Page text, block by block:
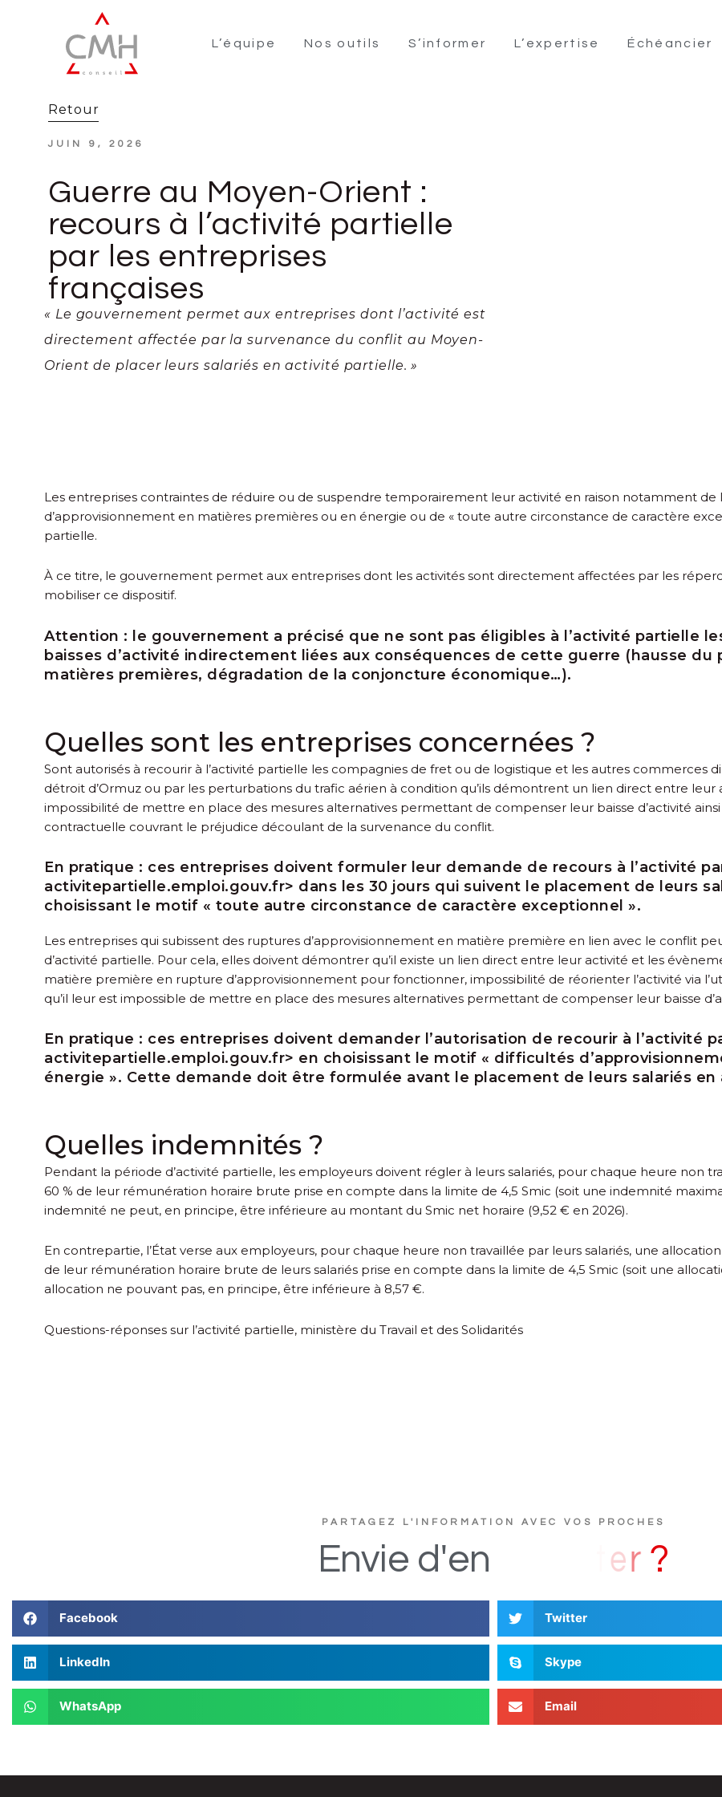
L’équipe Nos outils S’informer L’expertise Échéancier
Retour
JUIN 9, 2026
Guerre au Moyen-Orient :
recours à l’activité partielle
par les entreprises
françaises
« Le gouvernement permet aux entreprises dont l’activité est
directement affectée par la survenance du conflit au Moyen-
Orient de placer leurs salariés en activité partielle. »
Les entreprises contraintes de réduire ou de suspendre temporairement leur activité en raison notamment
d’approvisionnement en matières premières ou en énergie ou de « toute autre circonstance de caractère
partielle.
À ce titre, le gouvernement permet aux entreprises dont les activités sont directement affectées par les
mobiliser ce dispositif.
Attention : le gouvernement a précisé que ne sont pas éligibles à l’activité partielle
baisses d’activité indirectement liées aux conséquences de cette guerre (hausse du
matières premières, dégradation de la conjoncture économique…).
Quelles sont les entreprises concernées ?
Sont autorisés à recourir à l’activité partielle les compagnies de fret ou de logistique et les autres
détroit d’Ormuz ou par les perturbations du trafic aérien à condition qu’ils démontrent un lien direct entre
impossibilité de mettre en place des mesures alternatives permettant de compenser leur baisse d’activité ainsi
contractuelle couvrant le préjudice découlant de la survenance du conflit.
En pratique : ces entreprises doivent formuler leur demande de recours à l’activité
activitepartielle.emploi.gouv.fr> dans les 30 jours qui suivent le placement de leurs
choisissant le motif « toute autre circonstance de caractère exceptionnel ».
Les entreprises qui subissent des ruptures d’approvisionnement en matière première en lien avec le conflit
d’activité partielle. Pour cela, elles doivent démontrer qu’il existe un lien direct entre leur activité et les
matière première en rupture d’approvisionnement pour fonctionner, impossibilité de réorienter l’activité via
qu’il leur est impossible de mettre en place des mesures alternatives permettant de compenser leur baisse
En pratique : ces entreprises doivent demander l’autorisation de recourir à l’activité
activitepartielle.emploi.gouv.fr> en choisissant le motif « difficultés
énergie ». Cette demande doit être formulée avant le placement de leurs salariés
Quelles indemnités ?
Pendant la période d’activité partielle, les employeurs doivent régler à leurs salariés, pour chaque heure non
60 % de leur rémunération horaire brute prise en compte dans la limite de 4,5 Smic (soit une indemnité
indemnité ne peut, en principe, être inférieure au montant du Smic net horaire (9,52 € en 2026).
En contrepartie, l’État verse aux employeurs, pour chaque heure non travaillée par leurs salariés, une
de leur rémunération horaire brute de leurs salariés prise en compte dans la limite de 4,5 Smic (soit une
allocation ne pouvant pas, en principe, être inférieure à 8,57 €.
Questions-réponses sur l’activité partielle, ministère du Travail et des Solidarités
PARTAGEZ L'INFORMATION AVEC VOS PROCHES
Envie d'en
Facebook Twitter
LinkedIn Skype
WhatsApp Email